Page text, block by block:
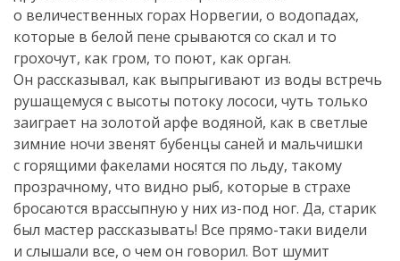
о величественных горах Норвегии, о водопадах,
которые в белой пене срываются со скал и то
грохочут, как гром, то поют, как орган.
Он рассказывал, как выпрыгивают из воды встречь
рушащемуся с высоты потоку лососи, чуть только
заиграет на золотой арфе водяной, как в светлые
зимние ночи звенят бубенцы саней и мальчишки
с горящими факелами носятся по льду, такому
прозрачному, что видно рыб, которые в страхе
бросаются врассыпную у них из-под ног. Да, старик
был мастер рассказывать! Все прямо-таки видели
и слышали все, о чем он говорил. Вот шумит